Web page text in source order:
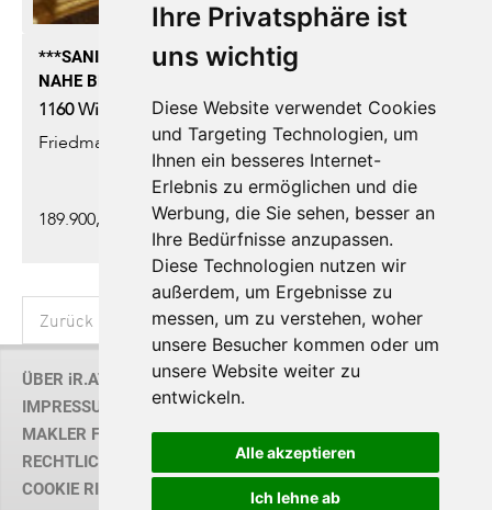
Ihre Privatsphäre ist
uns wichtig
Diese Website verwendet Cookies
und Targeting Technologien, um
Ihnen ein besseres Internet-
Erlebnis zu ermöglichen und die
Werbung, die Sie sehen, besser an
Ihre Bedürfnisse anzupassen.
Diese Technologien nutzen wir
außerdem, um Ergebnisse zu
messen, um zu verstehen, woher
unsere Besucher kommen oder um
unsere Website weiter zu
entwickeln.
Alle akzeptieren
Ich lehne ab
***SANIERUNGSBEDÜRFTIGE 2,5 ZIMMER-WOHNUNG
NAHE BRUNNENMARKT***
1160Wien Wohnung,Kauf
Friedmanngasse
189.900,00 € | 60,00 m² | 2,50 Zi.
Zurück 2 3 4 5 Vor
ÜBER iR.AT
IMPRESSUM
MAKLER FINDEN
RECHTLICHE HINWEISE / AGB
COOKIE RICHTLINIE